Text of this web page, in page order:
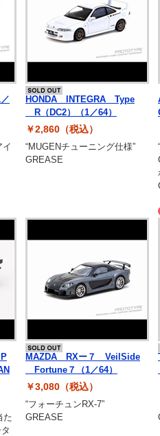
イ
HONDA INTEGRA Type
R（DC2）（1／64）
￥2,860（税込）
“MUGENチューニング仕様”
GREASE
た
MAZDA RXー７ VeilSide
Fortune７（1／64）
￥3,080（税込）
“フォーチュンRX-7”
GREASE